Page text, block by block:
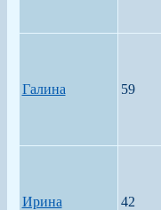
Галина 59
Ирина 42